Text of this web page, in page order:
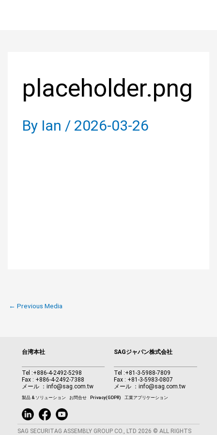
placeholder.png
By Ian / 2026-03-26
← Previous Media
台湾本社
Tel :+886-4-2492-5298
Fax : +886-4-2492-7388
メール ： info@sag.com.tw
SAGジャパン株式会社
Tel :+81-3-5988-7809
Fax : +81-3-5983-0807
メール ：info@sag.com.tw
製品 & ソリューション お問合せ Privacy(GDPR) 工業アプリケーション
SAG SECURITAG ASSEMBLY GROUP CO., LTD 2026 © ALL RIGHTS